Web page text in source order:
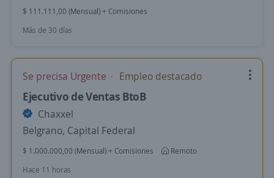
$ 111.111,00 (Mensual) + Comisiones
Más de 30 días
Se precisa Urgente Empleo destacado
Ejecutivo de Ventas BtoB
Chaxxel
Belgrano, Capital Federal
$ 1.000.000,00 (Mensual) + Comisiones
Remoto
Hace 11 horas